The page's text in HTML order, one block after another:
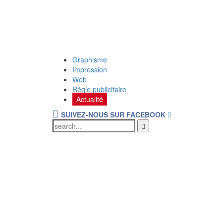
Graphisme
Impression
Web
Régie publicitaire
Actualité
SUIVEZ-NOUS SUR FACEBOOK